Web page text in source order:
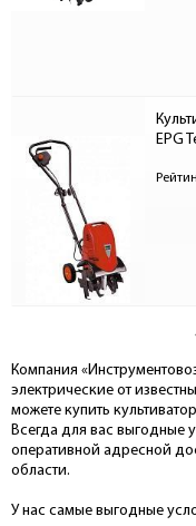
EPG
Компания
электрические от
можете купить
Всегда для вас выгодные
оперативной адресной
области.
У нас самые выгодные